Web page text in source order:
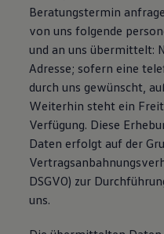
Beratungstermin
von uns folgende
und an uns übermittelt:
Adresse; sofern eine
durch uns gewünscht,
Weiterhin steht ein
Verfügung. Diese
Daten erfolgt auf der
DSGVO) zur
uns.